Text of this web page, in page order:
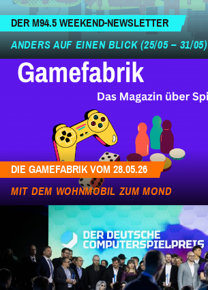
DER M94.5 WEEKEND-NEWSLETTER
ANDERS AUF EINEN BLICK (25/05 – 31/05)
DIE GAMEFABRIK VOM 28.05.26
MIT DEM WOHNMOBIL ZUM MOND